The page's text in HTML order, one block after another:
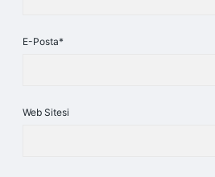
E-Posta*
Web Sitesi